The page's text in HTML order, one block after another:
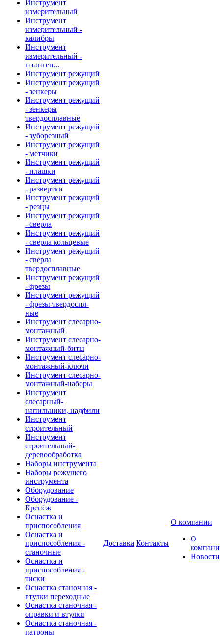
Инструмент
измерительный
Инструмент
измерительный -
калибры
Инструмент
измерительный -
штанген...
Инструмент режущий
Инструмент режущий
- зенкеры
Инструмент режущий
- зенкеры
твердосплавные
Инструмент режущий
- зуборезный
Инструмент режущий
- метчики
Инструмент режущий
- плашки
Инструмент режущий
- развертки
Инструмент режущий
- резцы
Инструмент режущий
- сверла
Инструмент режущий
- сверла кольцевые
Инструмент режущий
- сверла
твердосплавные
Инструмент режущий
- фрезы
Инструмент режущий
- фрезы твердоспл-
ные
Инструмент слесарно-
монтажный
Инструмент слесарно-
монтажный-биты
Инструмент слесарно-
монтажный-ключи
Инструмент слесарно-
монтажный-наборы
Инструмент
слесарный-
напильники, надфили
Инструмент
строительный
Инструмент
строительный-
деревообработка
Наборы инструмента
Наборы режущего
инструмента
Оборудование
Оборудование -
Крепёж
Оснастка и
приспособления
Оснастка и
приспособления -
станочные
Оснастка и
приспособления -
тиски
Оснастка станочная -
втулки переходные
Оснастка станочная -
оправки и втулки
Оснастка станочная -
патроны
Доставка Контакты
О компании
О
Новости